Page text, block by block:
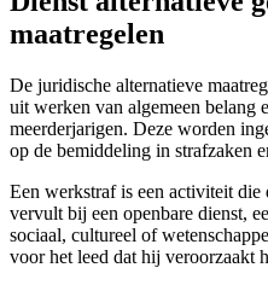
maatregelen
De juridische alternatieve
uit werken van algemeen belang
meerderjarigen. Deze worden
op de bemiddeling in strafzaken
Een werkstraf is een activiteit
vervult bij een openbare dienst,
sociaal, cultureel of
voor het leed dat hij veroorzaakt